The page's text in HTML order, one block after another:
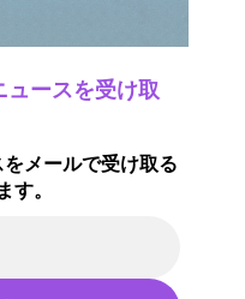
ュースを受け取
メールで受け取る
す。